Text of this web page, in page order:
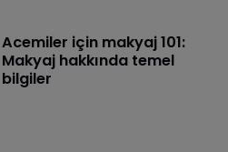
Acemiler için makyaj 101:
Makyaj hakkında temel
bilgiler